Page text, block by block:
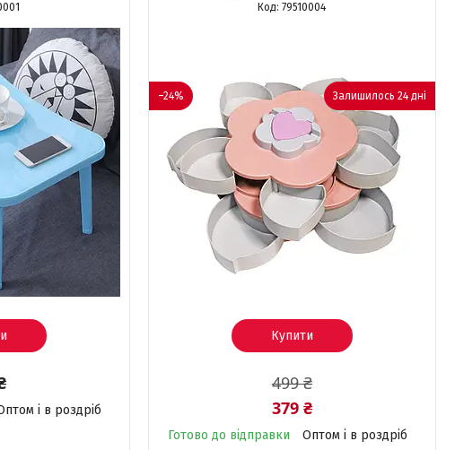
і в роздріб
79510004
–24% Залишилось 24 дні
Купити
499 ₴
379 ₴
Готово до відправки Оптом і в роздріб